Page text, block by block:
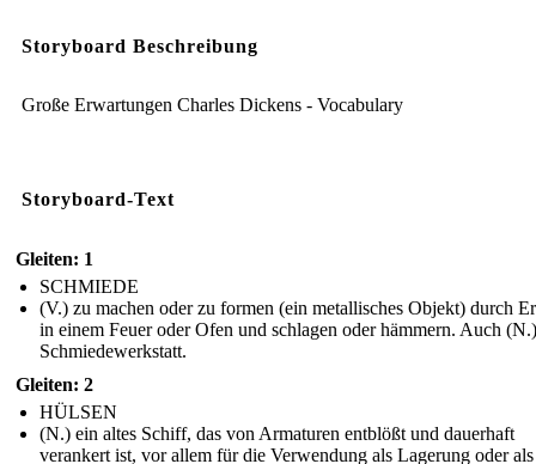
Storyboard Beschreibung
Große Erwartungen Charles Dickens - Vocabulary
Storyboard-Text
Gleiten: 1
SCHMIEDE
(V.) zu machen oder zu formen (ein metallisches Objekt) durch
in einem Feuer oder Ofen und schlagen oder hämmern. Auch
Schmiedewerkstatt.
Gleiten: 2
HÜLSEN
(N.) ein altes Schiff, das von Armaturen entblößt und dauerhaft
verankert ist, vor allem für die Verwendung als Lagerung oder als